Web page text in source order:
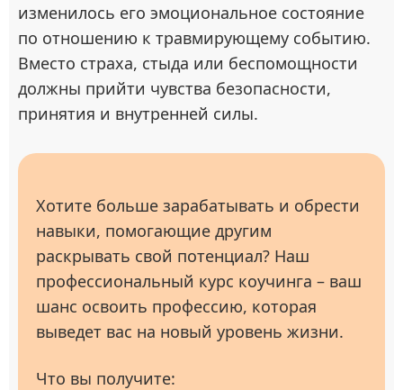
изменилось его эмоциональное состояние
по отношению к травмирующему событию.
Вместо страха, стыда или беспомощности
должны прийти чувства безопасности,
принятия и внутренней силы.
Хотите больше зарабатывать и обрести
навыки, помогающие другим
раскрывать свой потенциал? Наш
профессиональный курс коучинга – ваш
шанс освоить профессию, которая
выведет вас на новый уровень жизни.
Что вы получите: